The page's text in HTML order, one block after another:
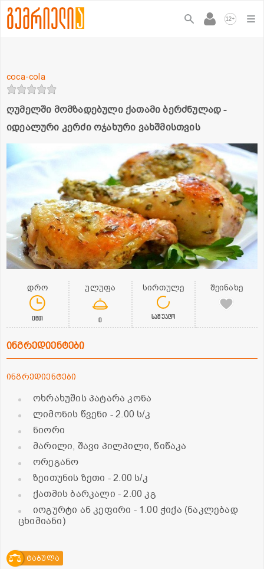
12+
ღუმელში მომზადებული ქათამი ბერძნულად -
იდეალური კერძი ოჯახური ვახშმისთვის
coca-cola
დრო
0წთ
ულუფა
0
სირთულე
საშუალო
შეინახე
ინგრედიენტები
ინგრედიენტები
ოხრახუშის პატარა კონა
ლიმონის წვენი - 2.00 ს/კ
ნიორი
მარილი, შავი პილპილი, წიწაკა
ორეგანო
ზეითუნის ზეთი - 2.00 ს/კ
ქათმის ბარკალი - 2.00 კგ
იოგურტი ან კეფირი - 1.00 ჭიქა (ნაკლებად
ცხიმიანი)
ტაბულა